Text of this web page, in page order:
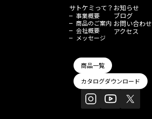
サトケミって？
事業概要
商品のご案内
会社概要
メッセージ
お知らせ
ブログ
お問い合わせ
アクセス
商品一覧
カタログダウンロード